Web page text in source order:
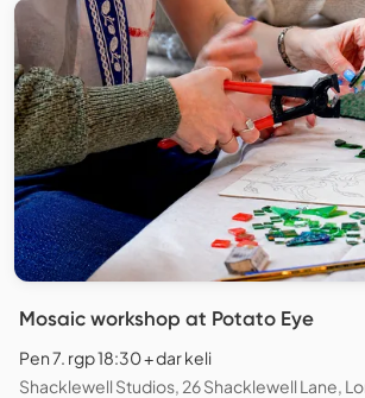
Mosaic workshop at Potato Eye
Pen 7. rgp 18:30 + dar keli
Shacklewell Studios, 26 Shacklewell Lane,